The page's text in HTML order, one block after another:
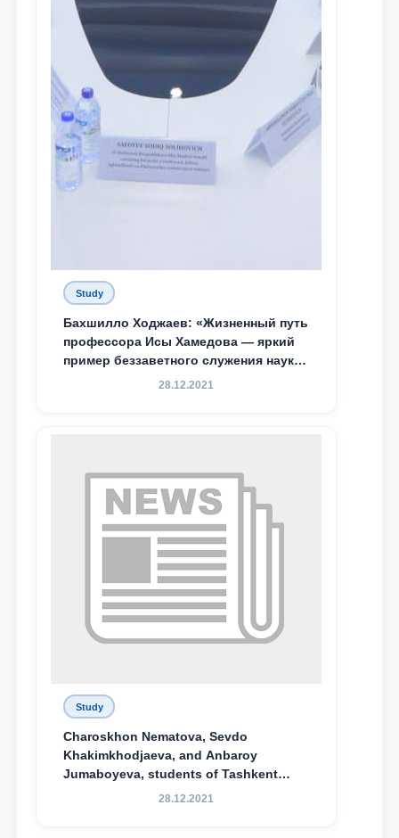
Study
Бахшилло Ходжаев: «Жизненный путь
профессора Исы Хамедова — яркий
пример беззаветного служения науке,
Родине и воспитанию молодого
28.12.2021
Study
Charoskhon Nematova, Sevdo
Khakimkhodjaeva, and Anbaroy
Jumaboyeva, students of Tashkent
State University of Law, along with
28.12.2021